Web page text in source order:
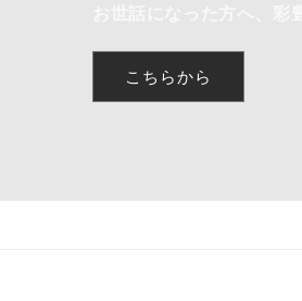
こちらから